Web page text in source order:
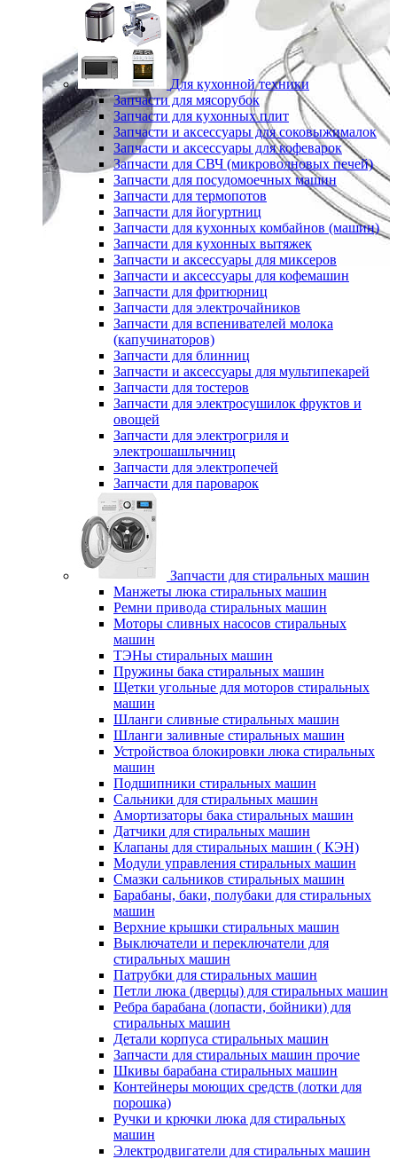
Для кухонной техники
Запчасти для мясорубок
Запчасти для кухонных плит
Запчасти и аксессуары для соковыжималок
Запчасти и аксессуары для кофеварок
Запчасти для СВЧ (микроволновых печей)
Запчасти для посудомоечных машин
Запчасти для термопотов
Запчасти для йогуртниц
Запчасти для кухонных комбайнов (машин)
Запчасти для кухонных вытяжек
Запчасти и аксессуары для миксеров
Запчасти и аксессуары для кофемашин
Запчасти для фритюрниц
Запчасти для электрочайников
Запчасти для вспенивателей молока
(капучинаторов)
Запчасти для блинниц
Запчасти и аксессуары для мультипекарей
Запчасти для тостеров
Запчасти для электросушилок фруктов и
овощей
Запчасти для электрогриля и
электрошашлычниц
Запчасти для электропечей
Запчасти для пароварок
Запчасти для стиральных машин
Манжеты люка стиральных машин
Ремни привода стиральных машин
Моторы сливных насосов стиральных
машин
ТЭНы стиральных машин
Пружины бака стиральных машин
Щетки угольные для моторов стиральных
машин
Шланги сливные стиральных машин
Шланги заливные стиральных машин
Устройствоа блокировки люка стиральных
машин
Подшипники стиральных машин
Сальники для стиральных машин
Амортизаторы бака стиральных машин
Датчики для стиральных машин
Клапаны для стиральных машин ( КЭН)
Модули управления стиральных машин
Смазки сальников стиральных машин
Барабаны, баки, полубаки для стиральных
машин
Верхние крышки стиральных машин
Выключатели и переключатели для
стиральных машин
Патрубки для стиральных машин
Петли люка (дверцы) для стиральных машин
Ребра барабана (лопасти, бойники) для
стиральных машин
Детали корпуса стиральных машин
Запчасти для стиральных машин прочие
Шкивы барабана стиральных машин
Контейнеры моющих средств (лотки для
порошка)
Ручки и крючки люка для стиральных
машин
Электродвигатели для стиральных машин